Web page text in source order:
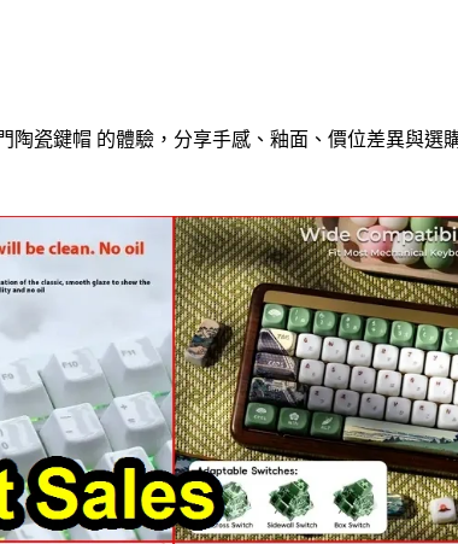
瓷鍵帽 的體驗，分享手感、釉面、價位差異與選